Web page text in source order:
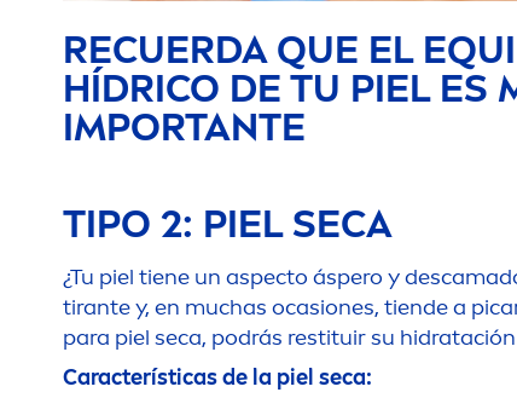
RECUERDA QUE EL
HÍDRICO DE TU PIEL ES
IMPORTANTE
TIPO 2: PIEL SECA
¿Tu piel tiene un aspecto áspero y
tirante y, en muchas ocasiones, tiende a
para piel seca, podrás restituir su
Características de la piel seca: